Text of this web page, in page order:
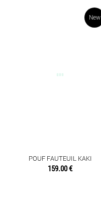
New
POUF FAUTEUIL KAKI
159.00 €